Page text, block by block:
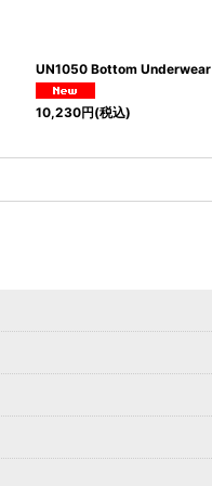
UN1050 Bottom Underwear
10,230円(税込)